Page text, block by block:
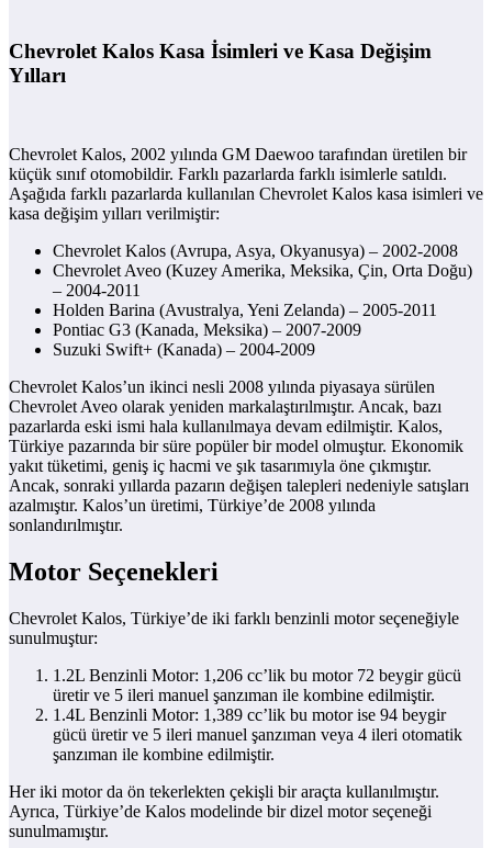
Chevrolet Kalos Kasa İsimleri ve Kasa Değişim
Yılları
Chevrolet Kalos, 2002 yılında GM Daewoo tarafından üretilen bir
küçük sınıf otomobildir. Farklı pazarlarda farklı isimlerle satıldı.
Aşağıda farklı pazarlarda kullanılan Chevrolet Kalos kasa isimleri ve
kasa değişim yılları verilmiştir:
Chevrolet Kalos (Avrupa, Asya, Okyanusya) – 2002-2008
Chevrolet Aveo (Kuzey Amerika, Meksika, Çin, Orta Doğu)
– 2004-2011
Holden Barina (Avustralya, Yeni Zelanda) – 2005-2011
Pontiac G3 (Kanada, Meksika) – 2007-2009
Suzuki Swift+ (Kanada) – 2004-2009
Chevrolet Kalos’un ikinci nesli 2008 yılında piyasaya sürülen
Chevrolet Aveo olarak yeniden markalaştırılmıştır. Ancak, bazı
pazarlarda eski ismi hala kullanılmaya devam edilmiştir. Kalos,
Türkiye pazarında bir süre popüler bir model olmuştur. Ekonomik
yakıt tüketimi, geniş iç hacmi ve şık tasarımıyla öne çıkmıştır.
Ancak, sonraki yıllarda pazarın değişen talepleri nedeniyle satışları
azalmıştır. Kalos’un üretimi, Türkiye’de 2008 yılında
sonlandırılmıştır.
Motor Seçenekleri
Chevrolet Kalos, Türkiye’de iki farklı benzinli motor seçeneğiyle
sunulmuştur:
1.2L Benzinli Motor: 1,206 cc’lik bu motor 72 beygir gücü
üretir ve 5 ileri manuel şanzıman ile kombine edilmiştir.
1.4L Benzinli Motor: 1,389 cc’lik bu motor ise 94 beygir
gücü üretir ve 5 ileri manuel şanzıman veya 4 ileri otomatik
şanzıman ile kombine edilmiştir.
Her iki motor da ön tekerlekten çekişli bir araçta kullanılmıştır.
Ayrıca, Türkiye’de Kalos modelinde bir dizel motor seçeneği
sunulmamıştır.